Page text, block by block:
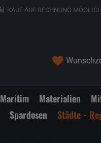
KAUF AUF RECHNUNG MÖGLICH
Maritim Materialien
Spardosen Städte -